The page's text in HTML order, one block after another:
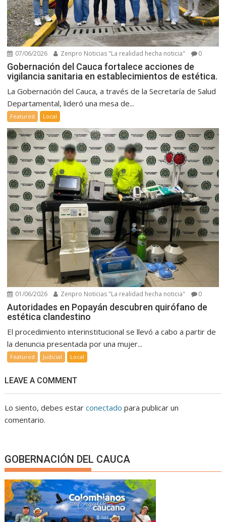
07/06/2026 Zenpro Noticias "La realidad hecha noticia" 0
Gobernación del Cauca fortalece acciones de
vigilancia sanitaria en establecimientos de estética.
La Gobernación del Cauca, a través de la Secretaría de Salud
Departamental, lideró una mesa de...
Featured Local
01/06/2026 Zenpro Noticias "La realidad hecha noticia" 0
Autoridades en Popayán descubren quirófano de
estética clandestino
El procedimiento interinstitucional se llevó a cabo a partir de
la denuncia presentada por una mujer...
Featured Judicial Local
LEAVE A COMMENT
Lo siento, debes estarconectado para publicar un
comentario.
GOBERNACIÓN DEL CAUCA